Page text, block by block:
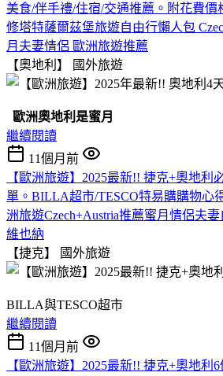
美食/伴手禮/住宿/交通推薦。附花費價
修塔特薩爾茲堡旅遊自由行懶人包
月夫妻情侶 歐洲旅遊推薦
【奧地利】
國外旅遊
歐洲奧地利是蜜月
繼續閱讀
11個月前
【歐洲旅遊】2025最新!! 捷克+奧地利
單。BILLA超市/TESCO特易購購物心
洲旅遊Czech+Austria推薦蜜月情侶夫
維也納
【捷克】
國外旅遊
BILLA與TESCO超市
繼續閱讀
11個月前
【歐洲旅遊】2025最新!! 捷克+奧地利